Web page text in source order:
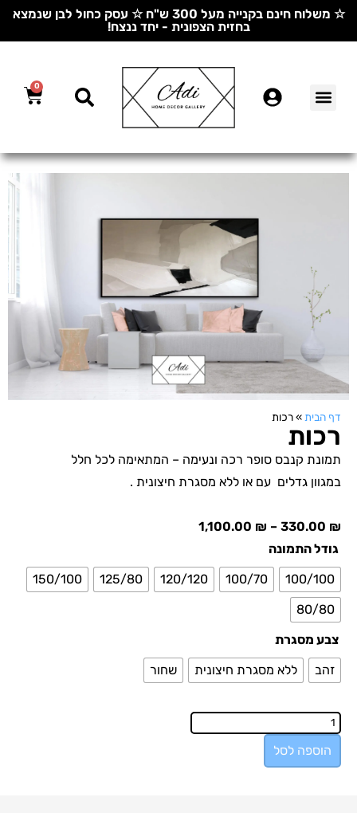
☆ משלוח חינם בקנייה מעל 300 ש"ח ☆ עסק כחול לבן שנמצא
בחזית הצפונית - יחד ננצח!
0
דף הבית»רכות
רכות
תמונת קנבס סופר רכה ונעימה – המתאימה לכל חלל
במגוון גדלים עם או ללא מסגרת חיצונית .
330.00 ₪
–
1,100.00 ₪
גודל התמונה
100/100
100/70
120/120
125/80
150/100
80/80
צבע מסגרת
זהב
ללא מסגרת חיצונית שחור
הוספה לסל